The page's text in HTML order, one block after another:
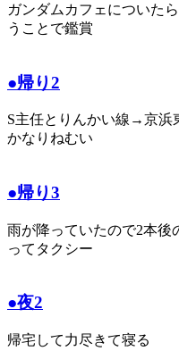
ガンダムカフェについた
うことで鑑賞
●帰り2
S主任とりんかい線→京
かなりねむい
●帰り3
雨が降っていたので2本後
ってタクシー
●夜2
帰宅して力尽きて寝る